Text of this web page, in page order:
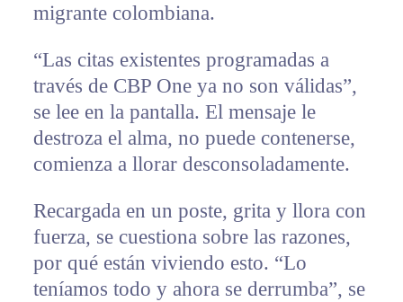
migrante colombiana.
“Las citas existentes programadas a
través de CBP One ya no son válidas”,
se lee en la pantalla. El mensaje le
destroza el alma, no puede contenerse,
comienza a llorar desconsoladamente.
Recargada en un poste, grita y llora con
fuerza, se cuestiona sobre las razones,
por qué están viviendo esto. “Lo
teníamos todo y ahora se derrumba”, se